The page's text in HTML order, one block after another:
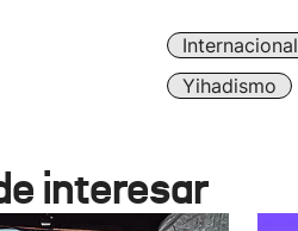
Internacional
Yihadismo
interesar